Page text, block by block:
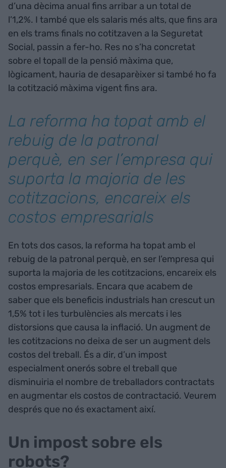
d’una dècima anual fins arribar a un total de
l’1,2%. I també que els salaris més alts, que fins ara
en els trams finals no cotitzaven a la Seguretat
Social, passin a fer-ho. Res no s’ha concretat
sobre el topall de la pensió màxima que,
lògicament, hauria de desaparèixer si també ho fa
la cotització màxima vigent fins ara.
La reforma ha topat amb el
rebuig de la patronal
perquè, en ser l’empresa qui
suporta la majoria de les
cotitzacions, encareix els
costos empresarials
En tots dos casos, la reforma ha topat amb el
rebuig de la patronal perquè, en ser l’empresa qui
suporta la majoria de les cotitzacions, encareix els
costos empresarials. Encara que acabem de
saber que els beneficis industrials han crescut un
1,5% tot i les turbulències als mercats i les
distorsions que causa la inflació. Un augment de
les cotitzacions no deixa de ser un augment dels
costos del treball. És a dir, d’un impost
especialment onerós sobre el treball que
disminuiria el nombre de treballadors contractats
en augmentar els costos de contractació. Veurem
després que no és exactament així.
Un impost sobre els
robots?